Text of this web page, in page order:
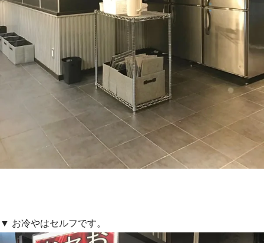
▼ お冷やはセルフです。